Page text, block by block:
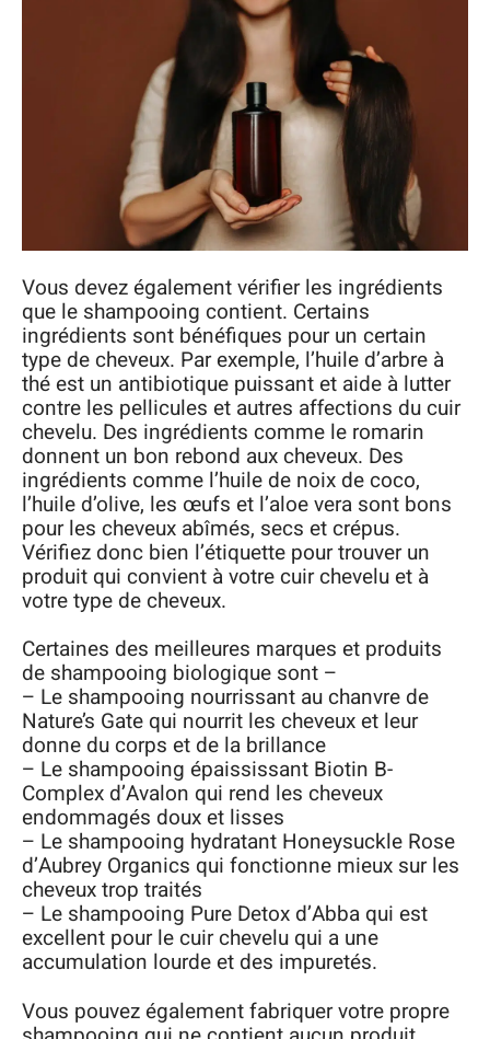
Vous devez également vérifier les ingrédients
que le shampooing contient. Certains
ingrédients sont bénéfiques pour un certain
type de cheveux. Par exemple, l’huile d’arbre à
thé est un antibiotique puissant et aide à lutter
contre les pellicules et autres affections du cuir
chevelu. Des ingrédients comme le romarin
donnent un bon rebond aux cheveux. Des
ingrédients comme l’huile de noix de coco,
l’huile d’olive, les œufs et l’aloe vera sont bons
pour les cheveux abîmés, secs et crépus.
Vérifiez donc bien l’étiquette pour trouver un
produit qui convient à votre cuir chevelu et à
votre type de cheveux.
Certaines des meilleures marques et produits
de shampooing biologique sont –
– Le shampooing nourrissant au chanvre de
Nature’s Gate qui nourrit les cheveux et leur
donne du corps et de la brillance
– Le shampooing épaississant Biotin B-
Complex d’Avalon qui rend les cheveux
endommagés doux et lisses
– Le shampooing hydratant Honeysuckle Rose
d’Aubrey Organics qui fonctionne mieux sur les
cheveux trop traités
– Le shampooing Pure Detox d’Abba qui est
excellent pour le cuir chevelu qui a une
accumulation lourde et des impuretés.
Vous pouvez également fabriquer votre propre